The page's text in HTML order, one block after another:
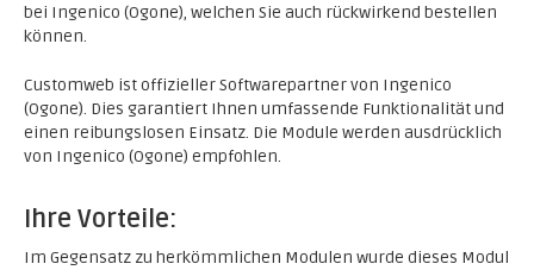
bei Ingenico (Ogone), welchen Sie auch rückwirkend bestellen
können.
Customweb ist offizieller Softwarepartner von Ingenico
(Ogone). Dies garantiert Ihnen umfassende Funktionalität und
einen reibungslosen Einsatz. Die Module werden ausdrücklich
von Ingenico (Ogone) empfohlen.
Ihre Vorteile:
Im Gegensatz zu herkömmlichen Modulen wurde dieses Modul